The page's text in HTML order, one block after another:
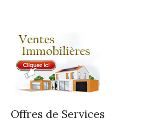
Offres de Services